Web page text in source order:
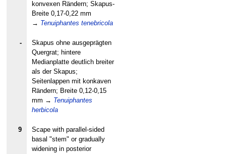
konvexen Rändern; Skapus-
Breite 0,17-0,22 mm
→ Tenuiphantes tenebricola
-
Skapus ohne ausgeprägten
Quergrat; hintere
Medianplatte deutlich breiter
als der Skapus;
Seitenlappen mit konkaven
Rändern; Breite 0,12-0,15
mm → Tenuiphantes
herbicola
9
Scape with parallel-sided
basal "stem" or gradually
widening in posterior